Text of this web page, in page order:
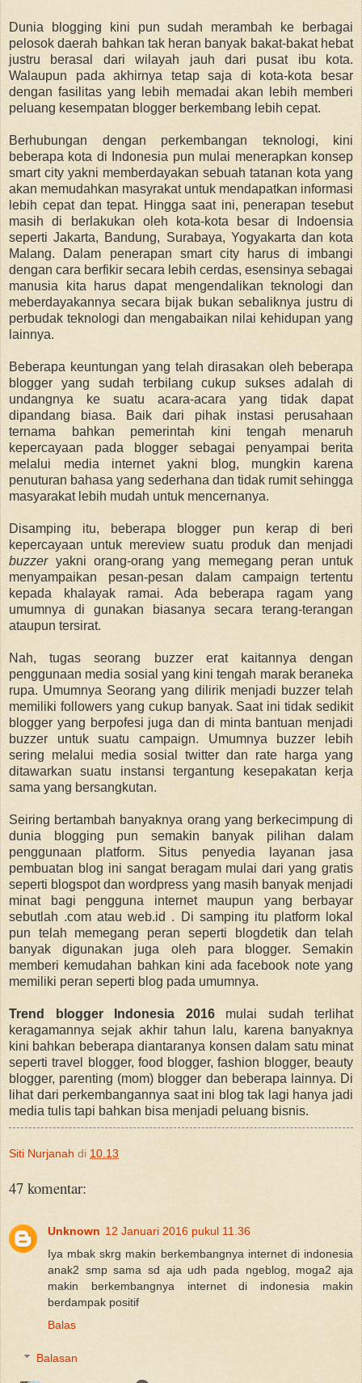
Dunia blogging kini pun sudah merambah ke berbagai
pelosok daerah bahkan tak heran banyak bakat-bakat hebat
justru berasal dari wilayah jauh dari pusat ibu kota.
Walaupun pada akhirnya tetap saja di kota-kota besar
dengan fasilitas yang lebih memadai akan lebih memberi
peluang kesempatan blogger berkembang lebih cepat.
Berhubungan dengan perkembangan teknologi, kini
beberapa kota di Indonesia pun mulai menerapkan konsep
smart city yakni memberdayakan sebuah tatanan kota yang
akan memudahkan masyrakat untuk mendapatkan informasi
lebih cepat dan tepat. Hingga saat ini, penerapan tesebut
masih di berlakukan oleh kota-kota besar di Indoensia
seperti Jakarta, Bandung, Surabaya, Yogyakarta dan kota
Malang. Dalam penerapan smart city harus di imbangi
dengan cara berfikir secara lebih cerdas, esensinya sebagai
manusia kita harus dapat mengendalikan teknologi dan
meberdayakannya secara bijak bukan sebaliknya justru di
perbudak teknologi dan mengabaikan nilai kehidupan yang
lainnya.
Beberapa keuntungan yang telah dirasakan oleh beberapa
blogger yang sudah terbilang cukup sukses adalah di
undangnya ke suatu acara-acara yang tidak dapat
dipandang biasa. Baik dari pihak instasi perusahaan
ternama bahkan pemerintah kini tengah menaruh
kepercayaan pada blogger sebagai penyampai berita
melalui media internet yakni blog, mungkin karena
penuturan bahasa yang sederhana dan tidak rumit sehingga
masyarakat lebih mudah untuk mencernanya.
Disamping itu, beberapa blogger pun kerap di beri
kepercayaan untuk mereview suatu produk dan menjadi
buzzeryakni orang-orang yang memegang peran untuk
menyampaikan pesan-pesan dalam campaign tertentu
kepada khalayak ramai. Ada beberapa ragam yang
umumnya di gunakan biasanya secara terang-terangan
ataupun tersirat.
Nah, tugas seorang buzzer erat kaitannya dengan
penggunaan media sosial yang kini tengah marak beraneka
rupa. Umumnya Seorang yang dilirik menjadi buzzer telah
memiliki followers yang cukup banyak. Saat ini tidak sedikit
blogger yang berpofesi juga dan di minta bantuan menjadi
buzzer untuk suatu campaign. Umumnya buzzer lebih
sering melalui media sosial twitter dan rate harga yang
ditawarkan suatu instansi tergantung kesepakatan kerja
sama yang bersangkutan.
Seiring bertambah banyaknya orang yang berkecimpung di
dunia blogging pun semakin banyak pilihan dalam
penggunaan platform. Situs penyedia layanan jasa
pembuatan blog ini sangat beragam mulai dari yang gratis
seperti blogspot dan wordpress yang masih banyak menjadi
minat bagi pengguna internet maupun yang berbayar
sebutlah .com atau web.id . Di samping itu platform lokal
pun telah memegang peran seperti blogdetik dan telah
banyak digunakan juga oleh para blogger. Semakin
memberi kemudahan bahkan kini ada facebook note yang
memiliki peran seperti blog pada umumnya.
Trend blogger Indonesia 2016mulai sudah terlihat
keragamannya sejak akhir tahun lalu, karena banyaknya
kini bahkan beberapa diantaranya konsen dalam satu minat
seperti travel blogger, food blogger, fashion blogger, beauty
blogger, parenting (mom) blogger dan beberapa lainnya. Di
lihat dari perkembangannya saat ini blog tak lagi hanya jadi
media tulis tapi bahkan bisa menjadi peluang bisnis.
Siti Nurjanah di 10.13
47 komentar:
Unknown 12 Januari 2016 pukul 11.36
Iya mbak skrg makin berkembangnya internet di indonesia
anak2 smp sama sd aja udh pada ngeblog, moga2 aja
makin berkembangnya internet di indonesia makin
berdampak positif
Balas
Balasan